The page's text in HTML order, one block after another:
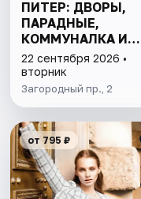
ПИТЕР: ДВОРЫ,
ПАРАДНЫЕ,
КОММУНАЛКА И
КРЫША
22 сентября 2026 •
вторник
Загородный пр., 2
от 795 ₽